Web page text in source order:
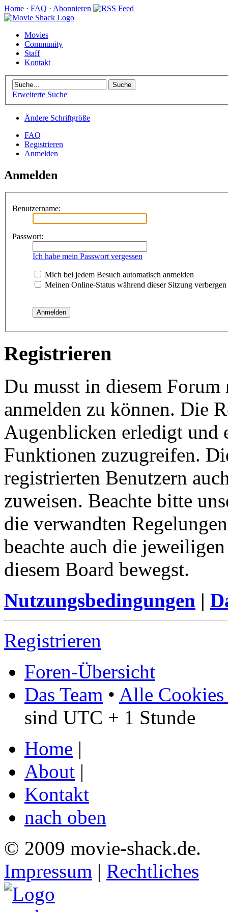
Home · FAQ · Abonnieren
Movies
Community
Staff
Kontakt
Erweiterte Suche
Ändere Schriftgröße
FAQ
Registrieren
Anmelden
Anmelden
Benutzername:
Passwort:
Ich habe mein Passwort vergessen
Mich bei jedem Besuch automatisch anmelden
Meinen Online-Status während dieser Sitzung verbergen
Registrieren
Du musst in diesem
anmelden zu können. Die
Augenblicken erledigt und
Funktionen zuzugreifen.
registrierten Benutzern
zuweisen. Beachte bitte
die verwandten
beachte auch die
diesem Board bewegst.
Nutzungsbedingungen |
Registrieren
Foren-Übersicht
Das Team • Alle Cookies
sind UTC + 1 Stunde
Home |
About |
Kontakt
nach oben
© 2009 movie-shack.de.
Impressum | Rechtliches